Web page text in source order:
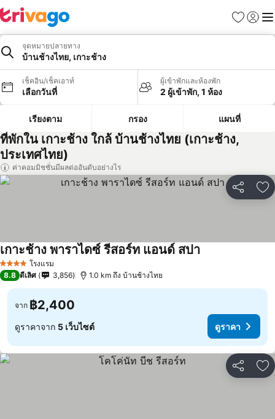
รายการโป
เข้าสู่ร
เมนู
จุดหมายปลายทาง
บ้านช้างไทย, เกาะช้าง
เช็คอิน/เช็คเอาท์
เลือกวันที่
ผู้เข้าพักและห้องพัก
2 ผู้เข้าพัก, 1 ห้อง
เรียงตาม กรอง แผนที่
ที่พักใน เกาะช้าง ใกล้ บ้านช้างไทย (เกาะช้าง,
ประเทศไทย)
ค่าคอมมิชชั่นมีผลต่ออันดับอย่างไร
แชร์ เ
4 ดาว โรงแรม
เกาะช้าง พาราไดซ์ รีสอร์ท แอนด์ สปาดูราคา
8.8 ดีเลิศ 3,856 1.0 km ถึง บ้านช้างไทย
จาก ฿2,400
ดูราคาจาก 5 เว็บไซต์ ดูราคา
แชร์ เ